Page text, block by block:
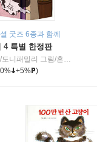
굿즈 6종과 함께
4 특별 한정판
흔한남매 원저/이종혁 글/도니패밀리 그림/흔한컴퍼니 감수
+5% )